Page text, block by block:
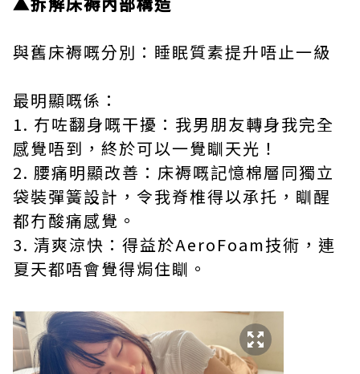
與舊床褥嘅分別：睡眠質素提升唔止一級
最明顯嘅係：
1. 冇咗翻身嘅干擾：我男朋友轉身我完全
感覺唔到，終於可以一覺瞓天光！
2. 腰痛明顯改善：床褥嘅記憶棉層同獨立
袋裝彈簧設計，令我脊椎得以承托，瞓醒
都冇酸痛感覺。
3. 清爽涼快：得益於AeroFoam技術，連
夏天都唔會覺得焗住瞓。